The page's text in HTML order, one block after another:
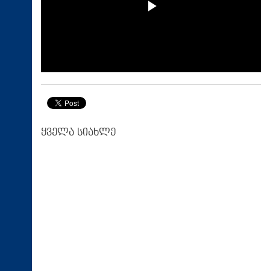
ყველა სიახლე